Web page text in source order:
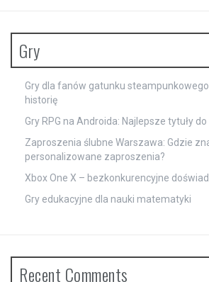
Gry
Gry dla fanów gatunku
historię
Gry RPG na Androida: Najlepsze tytuły
Zaproszenia ślubne Warszawa: Gdzie
personalizowane zaproszenia?
Xbox One X – bezkonkurencyjne
Gry edukacyjne dla nauki matematyki
Recent Comments